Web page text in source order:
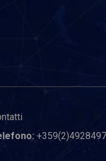
+359(2)4928497